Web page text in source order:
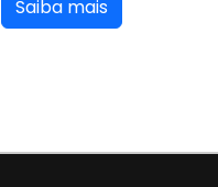
Saiba mais